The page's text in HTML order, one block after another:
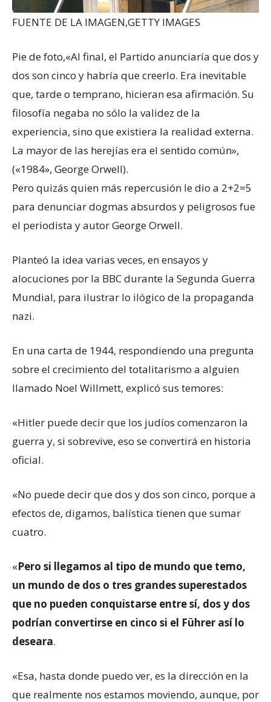
FUENTE DE LA IMAGEN,GETTY IMAGES
Pie de foto,«Al final, el Partido anunciaría que dos y
dos son cinco y habría que creerlo. Era inevitable
que, tarde o temprano, hicieran esa afirmación. Su
filosofía negaba no sólo la validez de la
experiencia, sino que existiera la realidad externa.
La mayor de las herejías era el sentido común»,
(«1984», George Orwell).
Pero quizás quien más repercusión le dio a 2+2=5
para denunciar dogmas absurdos y peligrosos fue
el periodista y autor George Orwell.
Planteó la idea varias veces, en ensayos y
alocuciones por la BBC durante la Segunda Guerra
Mundial, para ilustrar lo ilógico de la propaganda
nazi.
En una carta de 1944, respondiendo una pregunta
sobre el crecimiento del totalitarismo a alguien
llamado Noel Willmett, explicó sus temores:
«Hitler puede decir que los judíos comenzaron la
guerra y, si sobrevive, eso se convertirá en historia
oficial.
«No puede decir que dos y dos son cinco, porque a
efectos de, digamos, balística tienen que sumar
cuatro.
«Pero si llegamos al tipo de mundo que temo,
un mundo de dos o tres grandes superestados
que no pueden conquistarse entre sí, dos y dos
podrían convertirse en cinco si el Führer así lo
deseara.
«Esa, hasta donde puedo ver, es la dirección en la
que realmente nos estamos moviendo, aunque, por